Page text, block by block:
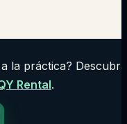
la práctica? Descubra
Rental.